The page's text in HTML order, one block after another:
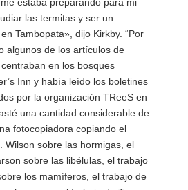
las termitas y ser un
Tambopata», dijo Kirkby. “Por
algunos de los artículos de
en los bosques
Inn y había leído los boletines
por la organización TReeS en
una cantidad considerable de
fotocopiadora copiando el
Wilson sobre las hormigas, el
sobre las libélulas, el trabajo
los mamíferos, el trabajo de